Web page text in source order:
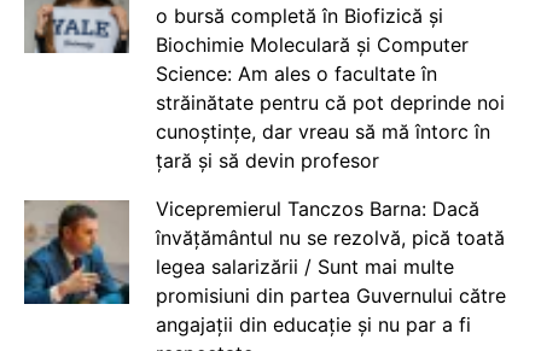
o bursă completă în Biofizică și
Biochimie Moleculară și Computer
Science: Am ales o facultate în
străinătate pentru că pot deprinde noi
cunoștințe, dar vreau să mă întorc în
țară și să devin profesor
Vicepremierul Tanczos Barna: Dacă
învățământul nu se rezolvă, pică toată
legea salarizării / Sunt mai multe
promisiuni din partea Guvernului către
angajații din educație și nu par a fi